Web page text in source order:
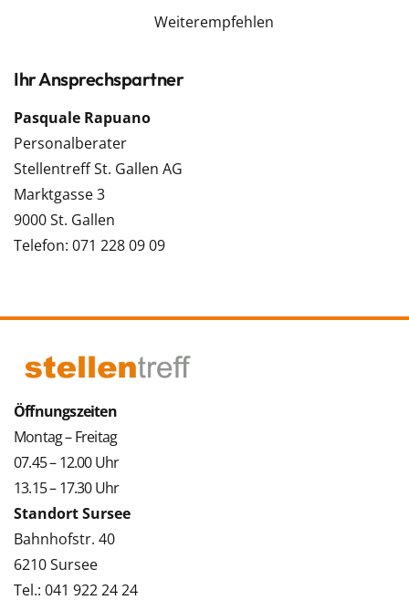
Weiterempfehlen
Ihr Ansprechspartner
Pasquale Rapuano
Personalberater
Stellentreff St. Gallen AG
Marktgasse 3
9000 St. Gallen
Telefon: 071 228 09 09
Öffnungszeiten
Montag – Freitag
07.45 – 12.00 Uhr
13.15 – 17.30 Uhr
Standort Sursee
Bahnhofstr. 40
6210 Sursee
Tel.: 041 922 24 24